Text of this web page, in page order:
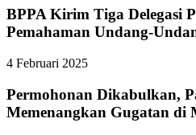
BPPA Kirim Tiga Delegasi
Pemahaman Undang-
4 Februari 2025
Permohonan Dikabulkan,
Memenangkan Gugatan di